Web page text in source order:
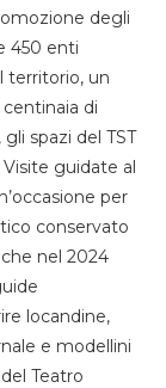
degli
450 enti
territorio, un
di
spazi del TST
guidate al
per
conservato
nel 2024
locandine,
e modellini
Teatro